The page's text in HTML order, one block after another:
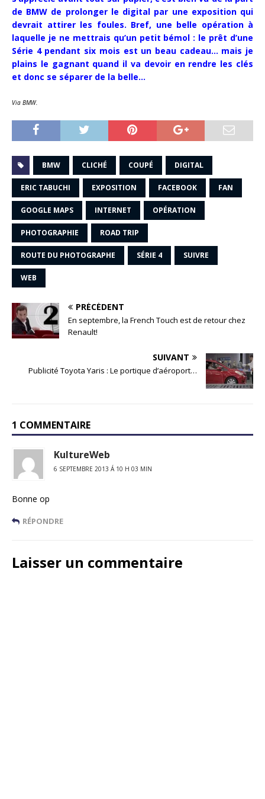
de BMW de prolonger le digital par une exposition qui
devrait attirer les foules. Bref, une belle opération à
laquelle je ne mettrais qu’un petit bémol : le prêt d’une
Série 4 pendant six mois est un beau cadeau… mais je
plains le gagnant quand il va devoir en rendre les clés
et donc se séparer de la belle…
Via BMW.
BMW CLICHÉ COUPÉ DIGITAL
ERIC TABUCHI EXPOSITION FACEBOOK FAN
GOOGLE MAPS INTERNET OPÉRATION
PHOTOGRAPHIE ROAD TRIP
ROUTE DU PHOTOGRAPHE SÉRIE 4 SUIVRE
WEB
PRÉCÉDENT
En septembre, la French Touch est de retour chez
Renault!
SUIVANT
Publicité Toyota Yaris : Le portique d’aéroport…
1 COMMENTAIRE
KultureWeb
6 SEPTEMBRE 2013 Á 10 H 03 MIN
Bonne op
RÉPONDRE
Laisser un commentaire